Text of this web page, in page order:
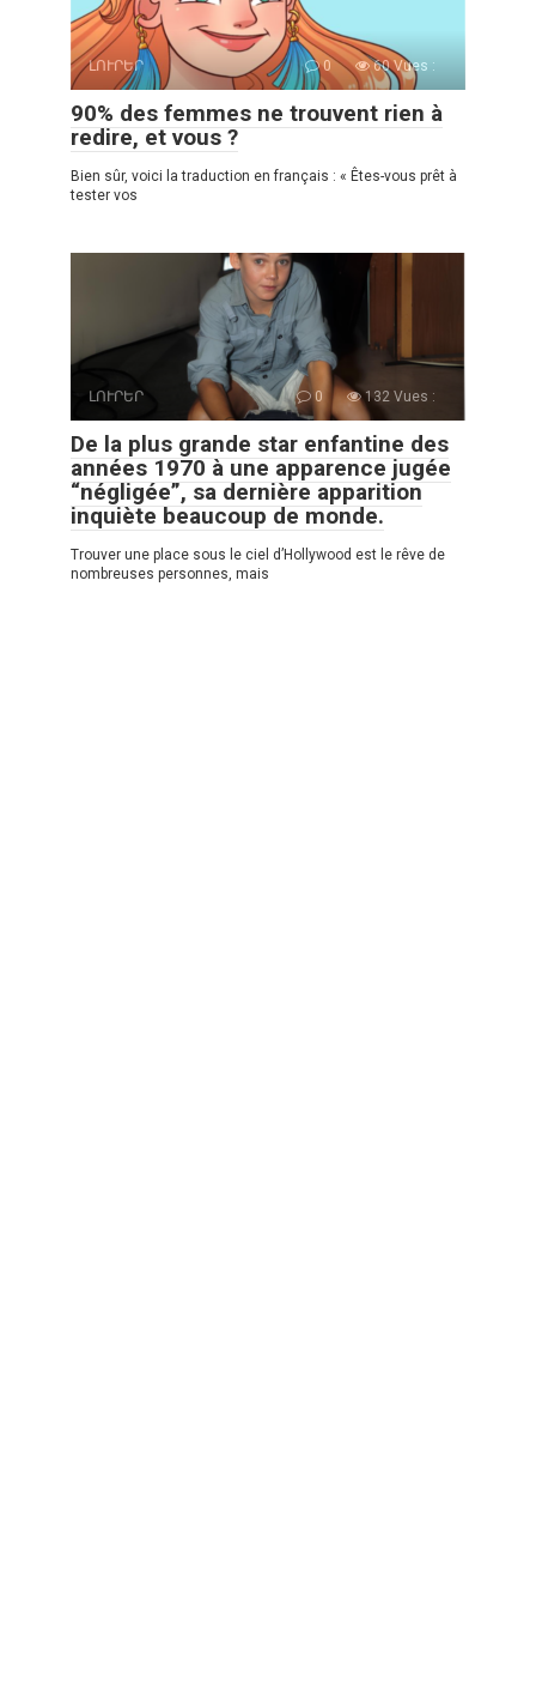
ԼՈՒՐԵՐ 0 60 Vues :
90% des femmes ne trouvent rien à
redire, et vous ?
Bien sûr, voici la traduction en français : « Êtes-vous prêt à
tester vos
ԼՈՒՐԵՐ 0 132 Vues :
De la plus grande star enfantine des
années 1970 à une apparence jugée
“négligée”, sa dernière apparition
inquiète beaucoup de monde.
Trouver une place sous le ciel d’Hollywood est le rêve de
nombreuses personnes, mais